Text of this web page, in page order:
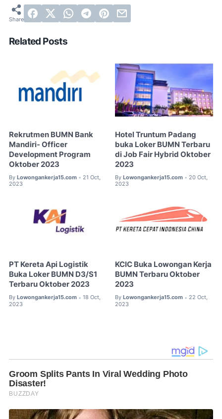
Related Posts
Rekrutmen BUMN Bank
Mandiri- Officer
Development Program
Oktober 2023
By Lowongankerja15.com • 21 Oct,
2023
Hotel Truntum Padang
buka Loker BUMN Terbaru
di Job Fair Hybrid Oktober
2023
By Lowongankerja15.com • 20 Oct,
2023
PT Kereta Api Logistik
Buka Loker BUMN D3/S1
Terbaru Oktober 2023
By Lowongankerja15.com • 18 Oct,
2023
KCIC Buka Lowongan Kerja
BUMN Terbaru Oktober
2023
By Lowongankerja15.com • 22 Oct,
2023